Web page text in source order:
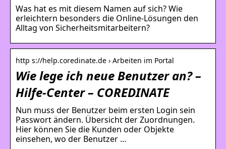
Was hat es mit diesem Namen auf sich? Wie
erleichtern besonders die Online-Lösungen den
Alltag von Sicherheitsmitarbeitern?
http s://help.coredinate.de › Arbeiten im Portal
Wie lege ich neue Benutzer an? –
Hilfe-Center – COREDINATE
Nun muss der Benutzer beim ersten Login sein
Passwort ändern. Übersicht der Zuordnungen.
Hier können Sie die Kunden oder Objekte
einsehen, wo der Benutzer …